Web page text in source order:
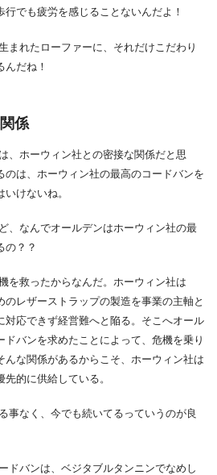
でも疲労を感じることないんだよ！
まれたローファーに、それだけこだわり
だね！
係
、ホーウィン社との密接な関係だと思
のは、ホーウィン社の最高のコードバンを
けないね。
、なんでオールデンはホーウィン社の最
の？？
を救ったからなんだ。ホーウィン社は
のレザーストラップの製造を事業の主軸と
対応できず経営難へと陥る。そこへオール
バンを求めたことによって、危機を乗り
んな関係があるからこそ、ホーウィン社は
的に供給している。
事なく、今でも続いてるっていうのが良
ドバンは、ベジタブルタンニンでなめし